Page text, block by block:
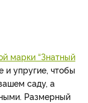
марки “Знатный
и упругие, чтобы
саду, а
Размерный